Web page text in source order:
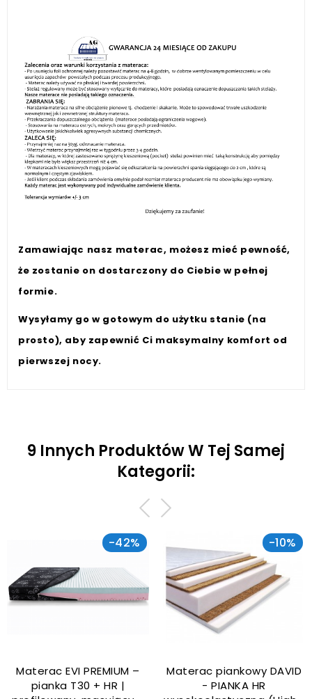
Zamawiając nasz materac, możesz mieć pewność,
że zostanie on dostarczony do Ciebie w pełnej
formie.
Wysyłamy go w gotowym do użytku stanie (na
prosto), aby zapewnić Ci maksymalny komfort od
pierwszej nocy.
9 Innych Produktów W Tej Samej
Kategorii:
-42%
Materac EVI PREMIUM –
pianka T30 + HR |
-10%
Materac piankowy DAVID
- PIANKA HR